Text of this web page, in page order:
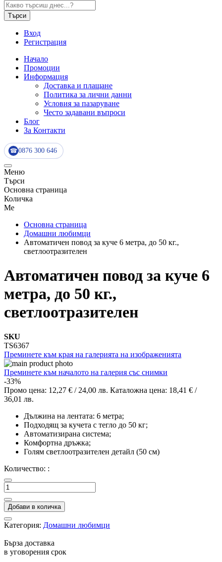
Търси
Вход
Регистрация
Начало
Промоции
Информация
Доставка и плащане
Политика за лични данни
Условия за пазаруване
Често задавани въпроси
Блог
За Контакти
☎ 0876 300 646
Меню
Търси
Основна страница
Количка
Me
Основна страница
Домашни любимци
Автоматичен повод за куче 6 метра, до 50 кг.,
светлоотразителен
Автоматичен повод за куче 6
метра, до 50 кг.,
светлоотразителен
SKU
TS6367
Преминете към края на галерията на изображенията
Преминете към началото на галерия със снимки
-33%
Промо цена: 12,27 € / 24,00 лв. Каталожна цена: 18,41 € /
36,01 лв.
Дължина на лентата: 6 метра;
Подходящ за кучета с тегло до 50 кг;
Автоматизирана система;
Комфортна дръжка;
Голям светлоотразителен детайл (50 см)
Количество: :
Добави в количка
Категория: Домашни любимци
Бърза доставка
в уговорения срок